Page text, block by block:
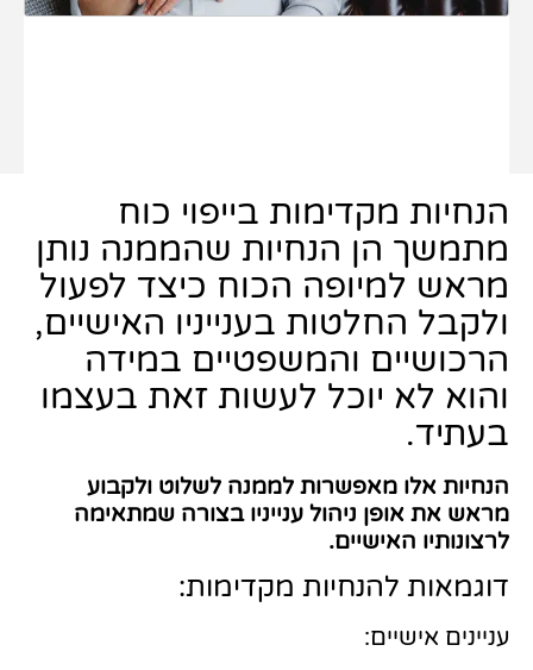
הנחיות מקדימות בייפוי כוח
מתמשך הן הנחיות שהממנה נותן
מראש למיופה הכוח כיצד לפעול
ולקבל החלטות בענייניו האישיים,
הרכושיים והמשפטיים במידה
והוא לא יוכל לעשות זאת בעצמו
בעתיד.
הנחיות אלו מאפשרות לממנה לשלוט ולקבוע
מראש את אופן ניהול ענייניו בצורה שמתאימה
לרצונותיו האישיים.
דוגמאות להנחיות מקדימות:
עניינים אישיים: